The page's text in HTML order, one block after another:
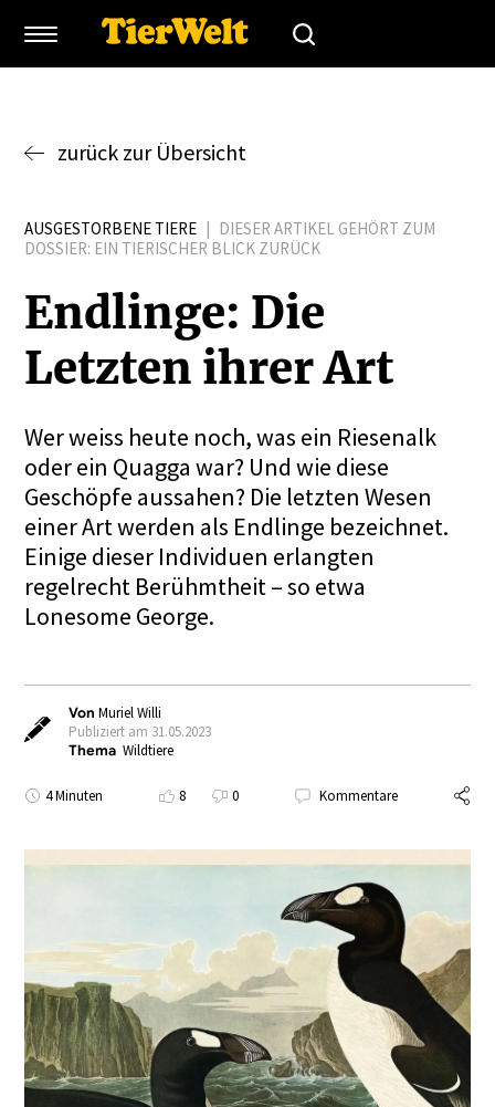
zurück zur Übersicht
AUSGESTORBENE TIERE | DIESER ARTIKEL GEHÖRT ZUM
DOSSIER: EIN TIERISCHER BLICK ZURÜCK
Endlinge: Die
Letzten ihrer Art
Wer weiss heute noch, was ein Riesenalk
oder ein Quagga war? Und wie diese
Geschöpfe aussahen? Die letzten Wesen
einer Art werden als Endlinge bezeichnet.
Einige dieser Individuen erlangten
regelrecht Berühmtheit – so etwa
Lonesome George.
VonMuriel Willi
Publiziert am 31.05.2023
Thema Wildtiere
4 Minuten 8 0 Kommentare